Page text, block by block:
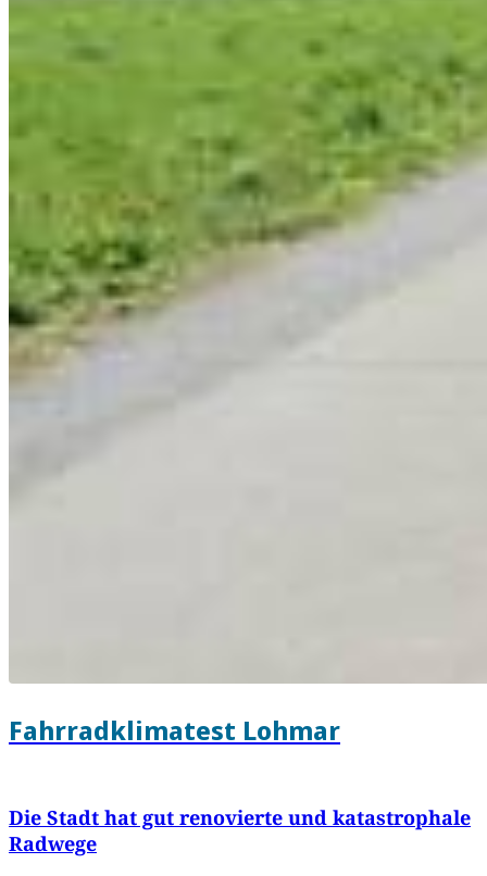
Fahrradklimatest Lohmar
Die Stadt hat gut renovierte und katastrophale
Radwege